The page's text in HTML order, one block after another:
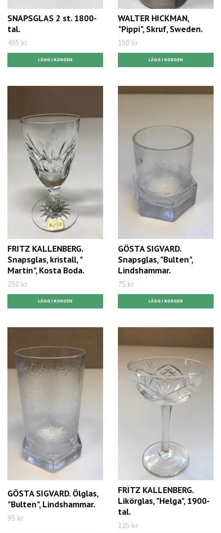
SNAPSGLAS 2 st. 1800-
tal.
495 kr
WALTER HICKMAN,
"Pippi", Skruf, Sweden.
150 kr
FRITZ KALLENBERG.
Snapsglas, kristall, "
Martin", Kosta Boda.
250 kr
GÖSTA SIGVARD.
Snapsglas, "Bulten",
Lindshammar.
75 kr
GÖSTA SIGVARD. Ölglas,
"Bulten", Lindshammar.
95 kr
FRITZ KALLENBERG.
Likörglas, "Helga", 1900-
tal.
125 kr